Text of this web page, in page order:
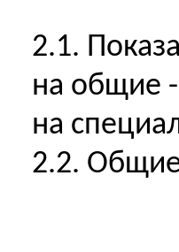
2.1.
на общие
на
2.2. Общие